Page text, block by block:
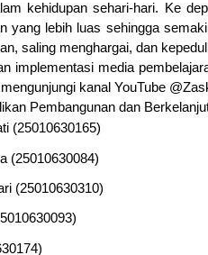
kehidupan sehari-hari. Ke
yang lebih luas sehingga
saling menghargai, dan
implementasi media
kanal YouTube
Pembangunan dan
(25010630165)
(25010630084)
(25010630310)